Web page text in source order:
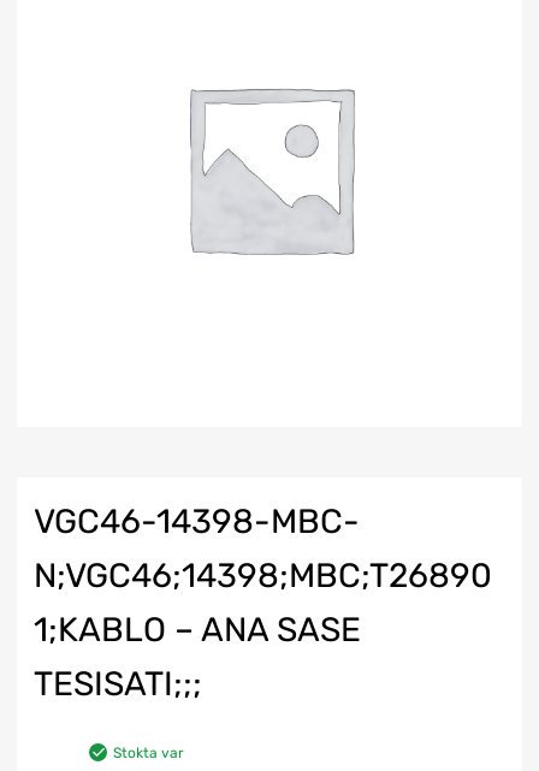
VGC46-14398-MBC-
N;VGC46;14398;MBC;T26890
1;KABLO – ANA SASE
TESISATI;;;
Stokta var